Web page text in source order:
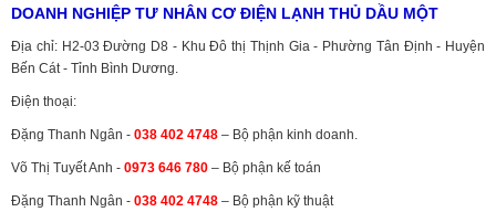
DOANH NGHIỆP TƯ NHÂN CƠ ĐIỆN LẠNH THỦ DẦU MỘT
Địa chỉ: H2-03 Đường D8 - Khu Đô thị Thịnh Gia - Phường Tân Định - Huyện
Bến Cát - Tỉnh Bình Dương.
Điện thoại:
Đặng Thanh Ngân - 038 402 4748 – Bộ phận kinh doanh.
Võ Thị Tuyết Anh - 0973 646 780 – Bộ phận kế toán
Đặng Thanh Ngân - 038 402 4748 – Bộ phận kỹ thuật